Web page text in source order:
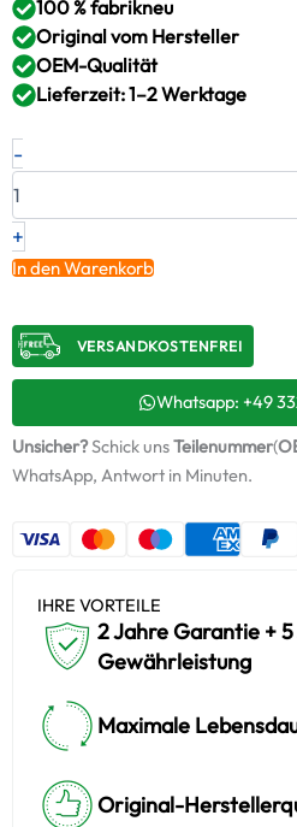
100 % fabrikneu
Original vom Hersteller
OEM-Qualität
Lieferzeit: 1–2 Werktage
-
Neuer
Original
–
2020975
/
Menge
+
In den Warenkorb
VERSANDKOSTENFREI​
Whatsapp: +49
Unsicher?Schick unsTeilenummer(
WhatsApp, Antwort in Minuten.
IHRE VORTEILE
2 Jahre Garantie +
Gewährleistung
Maximale
Original-